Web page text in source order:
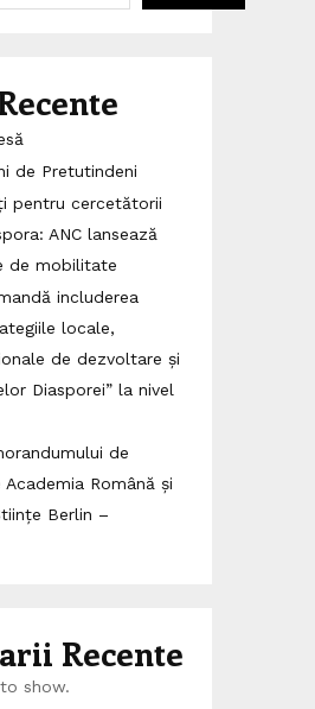
de Pretutindeni
pentru cercetătorii
ANC lansează
de mobilitate
includerea
locale,
de dezvoltare și
Diasporei” la nivel
de
Română și
Berlin –
Recente
show.